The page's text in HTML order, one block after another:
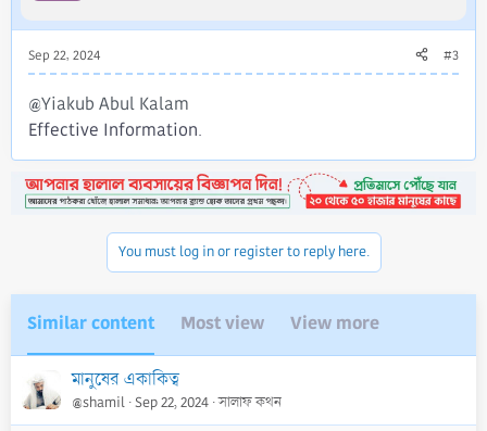
Sep 22, 2024 #3
@Yiakub Abul Kalam
Effective Information.
You must log in or register to reply here.
Similar content Most view View more
মানুষের একাকিত্ব
@shamil Sep 22, 2024 সালাফ কথন